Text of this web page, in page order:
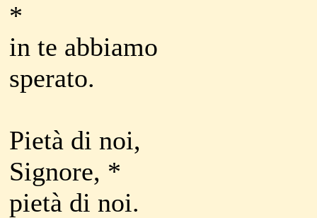
*
in te abbiamo
sperato.
Pietà di noi,
Signore, *
pietà di noi.